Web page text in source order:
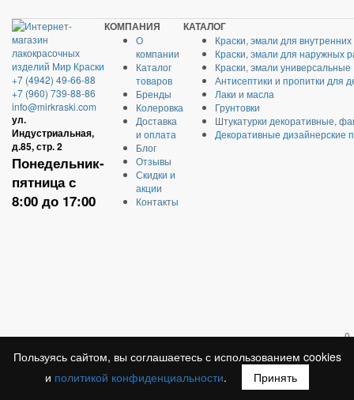
Пользуясь сайтом, вы соглашаетесь с использованием cookies
и политикой конфиденциальности. Принять
+7 (4942) 49-66-88
+7 (960) 739-88-86
info@mirkraski.com
ул.
Индустриальная,
д.85, стр. 2
Понедельник-
пятница с
8:00 до 17:00
КОМПАНИЯ
О
компании
Каталог
товаров
Бренды
Колеровка
Доставка
и оплата
Блог
Отзывы
Скидки и
акции
Контакты
КАТАЛОГ
Краски, эмали для
Краски, эмали для наружных
Краски, эмали универсальные
Антисептики и пропитки для
Лаки и масла
Грунтовки
Штукатурки декоративные,
Декоративные дизайнерские
0